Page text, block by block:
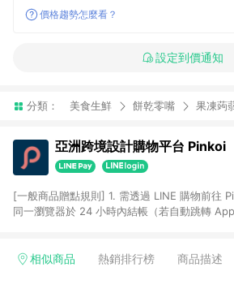
價格趨勢怎麼看？
設定到價通知
分類： 美食生鮮 餅乾零嘴 果凍蒟
亞洲跨境設計購物平台 Pinkoi
[一般商品贈點規則] 1. 需透過 LINE 購物前往
同一瀏覽器於 24 小時內結帳（若自動跳轉
回饋訂單不得享有 Pinkoi 站方優惠，例如首購
相似商品 熱銷排行榜 商品描述